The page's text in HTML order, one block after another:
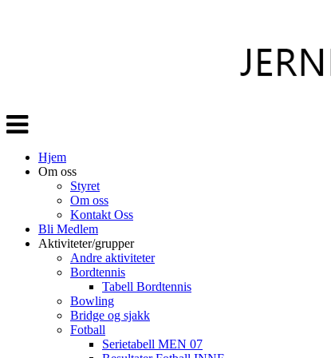
Veksle
navigasjon
Hjem
Om oss
Styret
Om oss
Kontakt Oss
Bli Medlem
Aktiviteter/grupper
Andre aktiviteter
Bordtennis
Tabell Bordtennis
Bowling
Bridge og sjakk
Fotball
Serietabell MEN 07